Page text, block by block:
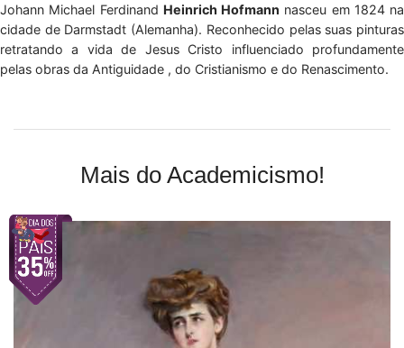
Johann Michael Ferdinand Heinrich Hofmann nasceu em 1824 na
cidade de Darmstadt (Alemanha). Reconhecido pelas suas pinturas
retratando a vida de Jesus Cristo influenciado profundamente
pelas obras da Antiguidade , do Cristianismo e do Renascimento.
Mais do Academicismo!